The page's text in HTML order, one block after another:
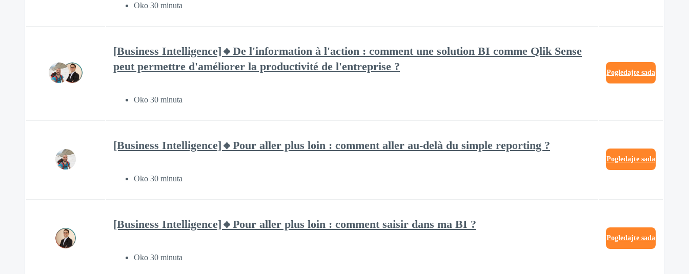
Oko 30 minuta
[Business Intelligence]🔸De l'information à l'action : comment une solution BI comme Qlik Sense
peut permettre d'améliorer la productivité de l'entreprise ?
Oko 30 minuta
Pogledajte sada
[Business Intelligence]🔸Pour aller plus loin : comment aller au-delà du simple reporting ?
Oko 30 minuta
Pogledajte sada
[Business Intelligence]🔸Pour aller plus loin : comment saisir dans ma BI ?
Oko 30 minuta
Pogledajte sada